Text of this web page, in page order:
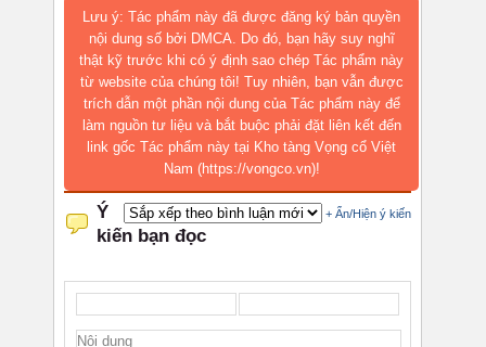
Lưu ý: Tác phẩm này đã được đăng ký bản quyền
nội dung số bởi DMCA. Do đó, bạn hãy suy nghĩ
thật kỹ trước khi có ý định sao chép Tác phẩm này
từ website của chúng tôi! Tuy nhiên, bạn vẫn được
trích dẫn một phần nội dung của Tác phẩm này để
làm nguồn tư liệu và bắt buộc phải đặt liên kết đến
link gốc Tác phẩm này tại Kho tàng Vọng cổ Việt
Nam (https://vongco.vn)!